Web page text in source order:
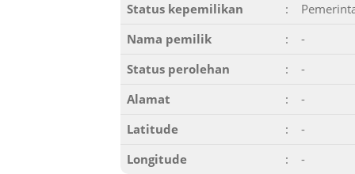
Status kepemilikan
:
Nama pemilik
:
-
Status perolehan
:
-
Alamat
:
-
Latitude
:
-
Longitude
: -